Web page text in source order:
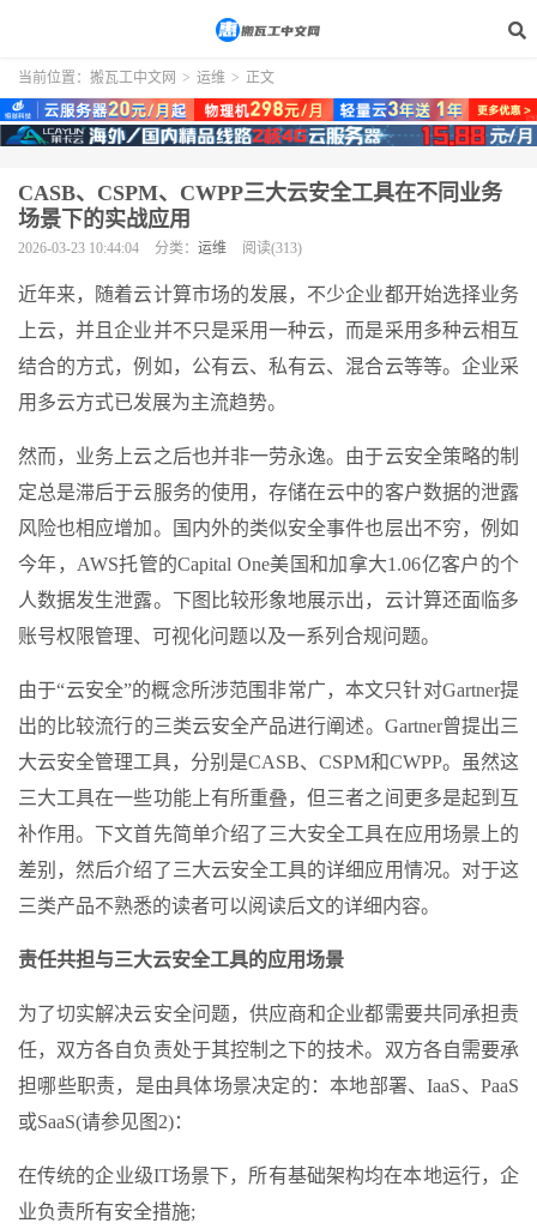
当前位置： 搬瓦工中文网 > 运维 > 正文
CASB、CSPM、CWPP三大云安全工具在不同业务
场景下的实战应用
2026-03-23 10:44:04 分类： 运维 阅读(313)
近年来，随着云计算市场的发展，不少企业都开始选择业务
上云，并且企业并不只是采用一种云，而是采用多种云相互
结合的方式，例如，公有云、私有云、混合云等等。企业采
用多云方式已发展为主流趋势。
然而，业务上云之后也并非一劳永逸。由于云安全策略的制
定总是滞后于云服务的使用，存储在云中的客户数据的泄露
风险也相应增加。国内外的类似安全事件也层出不穷，例如
今年，AWS托管的Capital One美国和加拿大1.06亿客户的个
人数据发生泄露。下图比较形象地展示出，云计算还面临多
账号权限管理、可视化问题以及一系列合规问题。
由于“云安全”的概念所涉范围非常广，本文只针对Gartner提
出的比较流行的三类云安全产品进行阐述。Gartner曾提出三
大云安全管理工具，分别是CASB、CSPM和CWPP。虽然这
三大工具在一些功能上有所重叠，但三者之间更多是起到互
补作用。下文首先简单介绍了三大安全工具在应用场景上的
差别，然后介绍了三大云安全工具的详细应用情况。对于这
三类产品不熟悉的读者可以阅读后文的详细内容。
责任共担与三大云安全工具的应用场景
为了切实解决云安全问题，供应商和企业都需要共同承担责
任，双方各自负责处于其控制之下的技术。双方各自需要承
担哪些职责，是由具体场景决定的：本地部署、IaaS、PaaS
或SaaS(请参见图2)：
在传统的企业级IT场景下，所有基础架构均在本地运行，企
业负责所有安全措施;